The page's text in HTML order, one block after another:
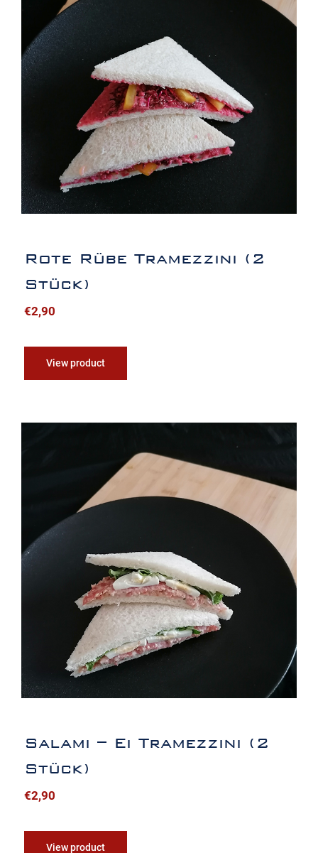
Rote Rübe Tramezzini (2 Stück)
Rote Rübe Tramezzini (2
Stück)
€2,90
View product
Salami – Ei Tramezzini (2 Stück)
Salami – Ei Tramezzini (2
Stück)
€2,90
View product